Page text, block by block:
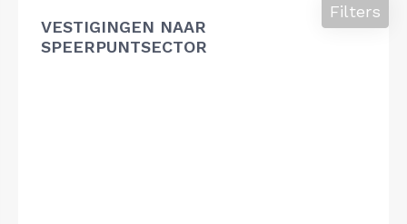
VESTIGINGEN NAAR
SPEERPUNTSECTOR
Filters